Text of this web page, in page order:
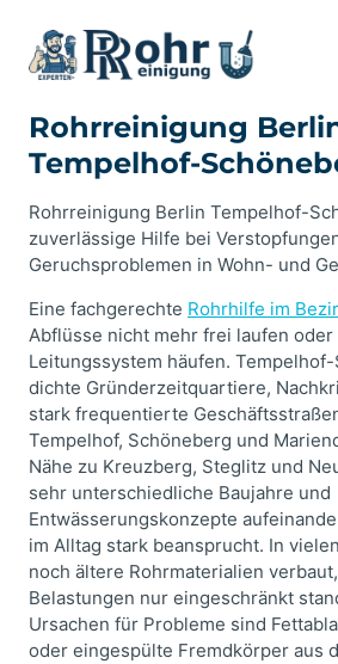
Inhalt
springen
Rohrreinigung
Tempelhof-
Rohrreinigung Berlin Tempelhof-
zuverlässige Hilfe bei
Geruchsproblemen in Wohn- und
Eine fachgerechte Rohrhilfe im
Abflüsse nicht mehr frei laufen
Leitungssystem häufen.
dichte Gründerzeitquartiere,
stark frequentierte
Tempelhof, Schöneberg und
Nähe zu Kreuzberg, Steglitz und
sehr unterschiedliche Baujahre und
Entwässerungskonzepte
im Alltag stark beansprucht. In
noch ältere Rohrmaterialien
Belastungen nur eingeschränkt
Ursachen für Probleme sind
oder eingespülte Fremdkörper aus